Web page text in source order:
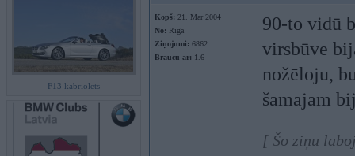
F13 kabriolets
Kopš: 21. Mar 2004
No: Rīga
Ziņojumi: 6862
Braucu ar: 1.6
90-to vidū
virsbūve
nožēloju,
šamajam
[ Šo ziņu